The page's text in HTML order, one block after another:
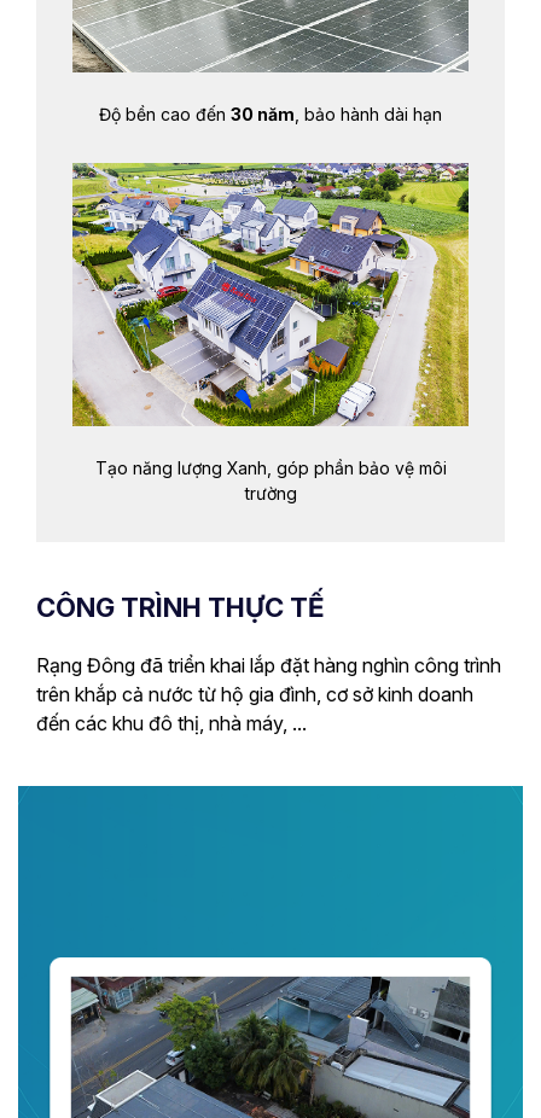
Độ bền cao đến 30 năm , bảo hành dài hạn
Tạo năng lượng Xanh, góp phần bảo vệ môi
trường
CÔNG TRÌNH THỰC TẾ
Rạng Đông đã triển khai lắp đặt hàng nghìn công trình
trên khắp cả nước từ hộ gia đình, cơ sở kinh doanh
đến các khu đô thị, nhà máy, ...